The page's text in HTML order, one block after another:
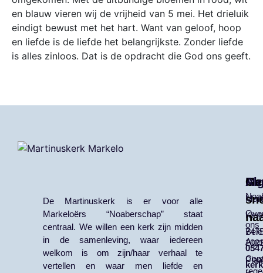
en blauw vieren wij de vrijheid van 5 mei. Het drieluik
eindigt bewust met het hart. Want van geloof, hoop
en liefde is de liefde het belangrijkste. Zonder liefde
is alles zinloos. Dat is de opdracht die God ons geeft.
De Martinuskerk is er voor alle
Markeloërs “Noaberschap” staat
centraal. We willen een kerk zijn midden
in de samenleving, waar iedereen
welkom is om zijn/haar verhaal te
vertellen en waar men liefde en
ons
Ga